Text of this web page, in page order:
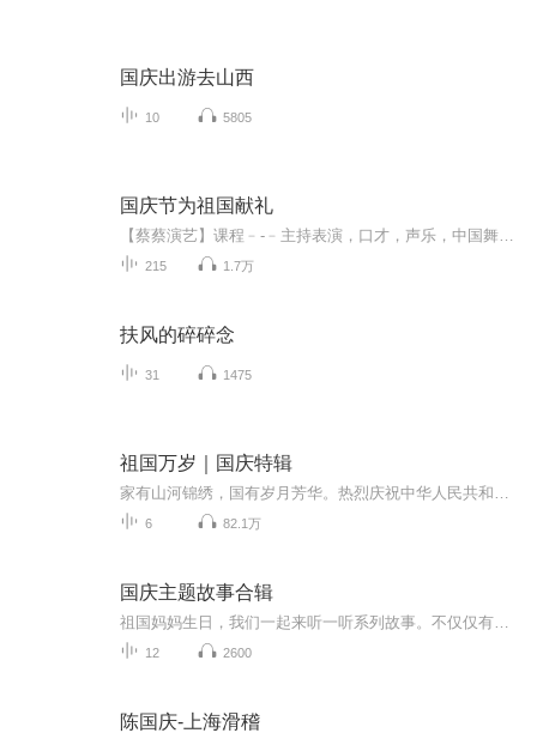
国庆出游去山西
10 5805
国庆节为祖国献礼
215 1.7万
扶风的碎碎念
31 1475
祖国万岁｜国庆特辑
6 82.1万
国庆主题故事合辑
12 2600
陈国庆-上海滑稽